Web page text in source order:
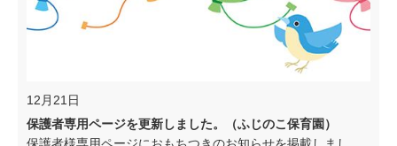
12月21日
保護者専用ページを更新しました。（ふじのこ保育園）
保護者様専用ページにおもちつきのお知らせを掲載しまし